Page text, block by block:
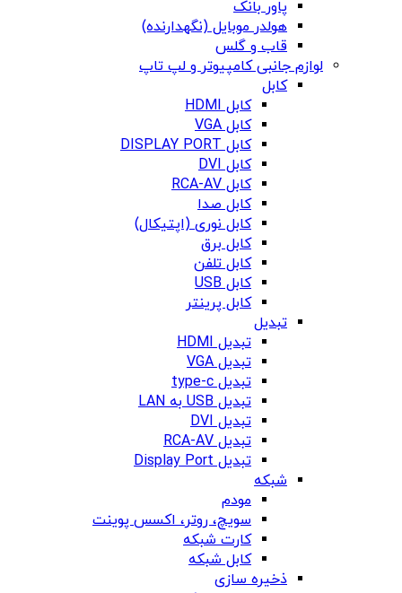
پاور بانک
هولدر موبایل (نگهدارنده)
قاب و گلس
لوازم جانبی کامپیوتر و لپ تاپ
کابل
کابل HDMI
کابل VGA
کابل DISPLAY PORT
کابل DVI
کابل RCA-AV
کابل صدا
کابل نوری (اپتیکال)
کابل برق
کابل تلفن
کابل USB
کابل پرینتر
تبدیل
تبدیل HDMI
تبدیل VGA
تبدیل type-c
تبدیل USB به LAN
تبدیل DVI
تبدیل RCA-AV
تبدیل Display Port
شبکه
مودم
سویچ، روتر، اکسس پوینت
کارت شبکه
کابل شبکه
ذخیره سازی